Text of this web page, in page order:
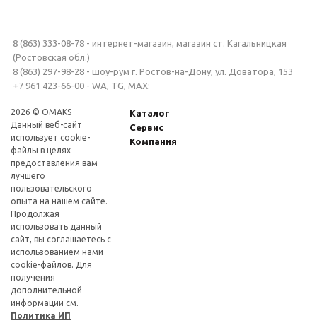
8 (863) 333-08-78 - интернет-магазин, магазин ст. Кагальницкая
(Ростовская обл.)
8 (863) 297-98-28 - шоу-рум г. Ростов-на-Дону, ул. Доватора, 153
+7 961 423-66-00 - WA, TG, MAX:
2026 © OMAKS
Данный веб-сайт
использует cookie-
файлы в целях
предоставления вам
лучшего
пользовательского
опыта на нашем сайте.
Продолжая
использовать данный
сайт, вы соглашаетесь с
использованием нами
cookie-файлов. Для
получения
дополнительной
информации см.
Политика ИП
Каталог
Сервис
Компания